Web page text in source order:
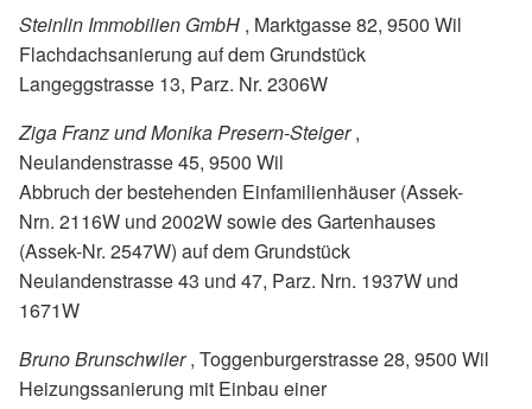
Steinlin Immobilien GmbH , Marktgasse 82, 9500 Wil
Flachdachsanierung auf dem Grundstück
Langeggstrasse 13, Parz. Nr. 2306W
Ziga Franz und Monika Presern-Steiger,
Neulandenstrasse 45, 9500 Wil
Abbruch der bestehenden Einfamilienhäuser (Assek-
Nrn. 2116W und 2002W sowie des Gartenhauses
(Assek-Nr. 2547W) auf dem Grundstück
Neulandenstrasse 43 und 47, Parz. Nrn. 1937W und
1671W
Bruno Brunschwiler, Toggenburgerstrasse 28, 9500 Wil
Heizungssanierung mit Einbau einer